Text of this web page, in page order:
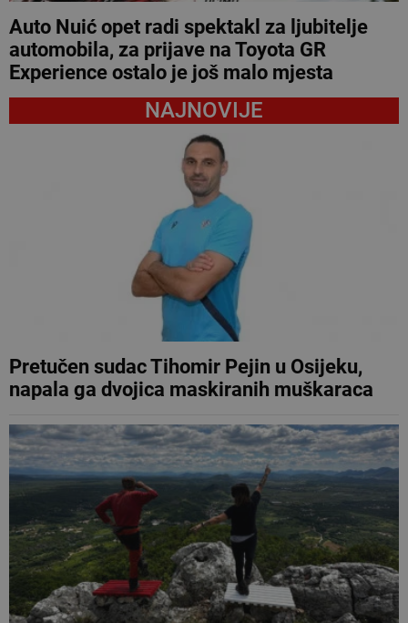
Auto Nuić opet radi spektakl za ljubitelje
automobila, za prijave na Toyota GR
Experience ostalo je još malo mjesta
NAJNOVIJE
Pretučen sudac Tihomir Pejin u Osijeku,
napala ga dvojica maskiranih muškaraca